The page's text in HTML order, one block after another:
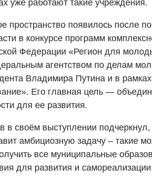
уже работают такие учреждения.
пространство появилось после
в конкурсе программ
Федерации «Регион для
агентством по делам
Владимира Путина и в
Его главная цель —
для ее развития.
в своём выступлении подчеркнул,
амбициозную задачу – такие
все муниципальные
для развития и